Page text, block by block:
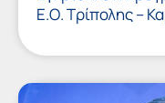
Ε.Ο. Τρίπολης –